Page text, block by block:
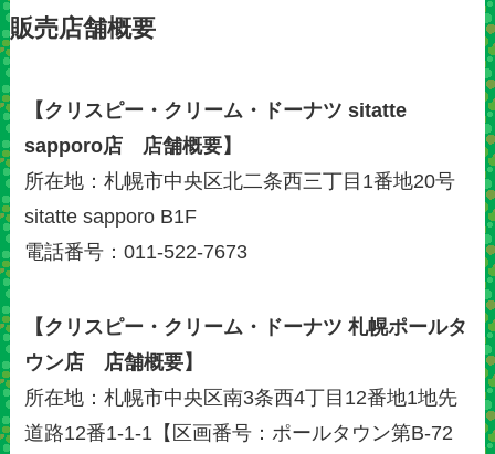
販売店舗概要
【クリスピー・クリーム・ドーナツ sitatte
sapporo店 店舗概要】
所在地：札幌市中央区北二条西三丁目1番地20号
sitatte sapporo B1F
電話番号：011-522-7673
【クリスピー・クリーム・ドーナツ 札幌ポールタ
ウン店 店舗概要】
所在地：札幌市中央区南3条西4丁目12番地1地先
道路12番1-1-1【区画番号：ポールタウン第B-72